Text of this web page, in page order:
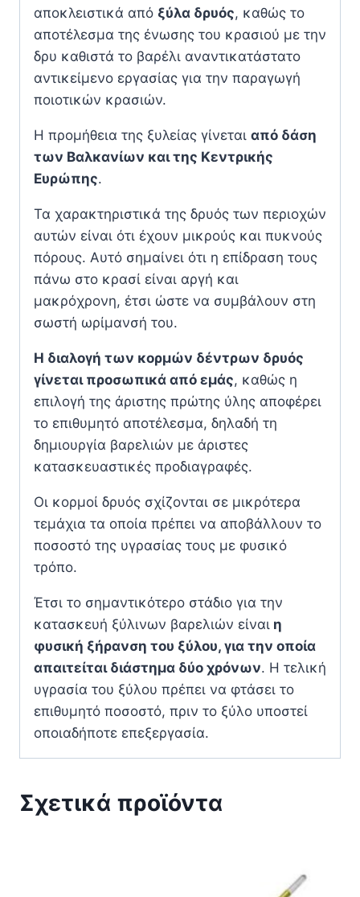
αποκλειστικά από ξύλα δρυός, καθώς το
αποτέλεσμα της ένωσης του κρασιού με την
δρυ καθιστά το βαρέλι αναντικατάστατο
αντικείμενο εργασίας για την παραγωγή
ποιοτικών κρασιών.
Η προμήθεια της ξυλείας γίνεται από δάση
των Βαλκανίων και της Κεντρικής
Ευρώπης.
Τα χαρακτηριστικά της δρυός των περιοχών
αυτών είναι ότι έχουν μικρούς και πυκνούς
πόρους. Αυτό σημαίνει ότι η επίδραση τους
πάνω στο κρασί είναι αργή και
μακρόχρονη, έτσι ώστε να συμβάλουν στη
σωστή ωρίμανσή του.
Η διαλογή των κορμών δέντρων δρυός
γίνεται προσωπικά από εμάς, καθώς η
επιλογή της άριστης πρώτης ύλης αποφέρει
το επιθυμητό αποτέλεσμα, δηλαδή τη
δημιουργία βαρελιών με άριστες
κατασκευαστικές προδιαγραφές.
Οι κορμοί δρυός σχίζονται σε μικρότερα
τεμάχια τα οποία πρέπει να αποβάλλουν το
ποσοστό της υγρασίας τους με φυσικό
τρόπο.
Έτσι το σημαντικότερο στάδιο για την
κατασκευή ξύλινων βαρελιών είναι η
φυσική ξήρανση του ξύλου, για την οποία
απαιτείται διάστημα δύο χρόνων. Η τελική
υγρασία του ξύλου πρέπει να φτάσει το
επιθυμητό ποσοστό, πριν το ξύλο υποστεί
οποιαδήποτε επεξεργασία.
Σχετικά προϊόντα